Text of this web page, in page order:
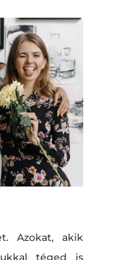
Azokat, akik
téged is